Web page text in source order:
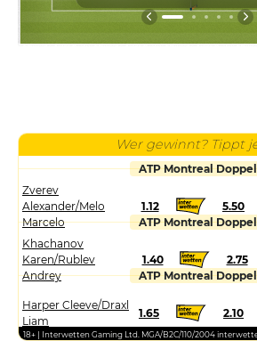
Wer gewinnt? Tippt
ATP Montreal Doppel
Zverev
Alexander/Melo
Marcelo
1.12 5.50
ATP Montreal Doppel
Khachanov
Karen/Rublev
Andrey
1.40 2.75
ATP Montreal Doppel
Harper Cleeve/Draxl
Liam
1.65 2.10
18+ | Interwetten Gaming Ltd. MGA/B2C/110/2004